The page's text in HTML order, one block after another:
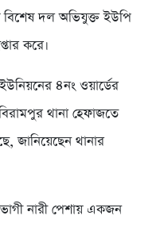
বিশেষ দল অভিযুক্ত ইউপি
করে।
৪নং ওয়ার্ডের
থানা হেফাজতে
জানিয়েছেন থানার
নারী পেশায় একজন